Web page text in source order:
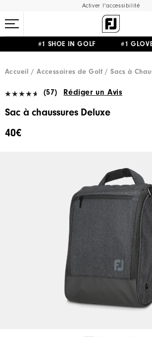
Activer l'accessibilité
#1 SHOE IN GOLF #1 GLOVE
Accueil
Accessoires de Golf Sacs à
(57) Rédiger un Avis
Sac à chaussures Deluxe
40€